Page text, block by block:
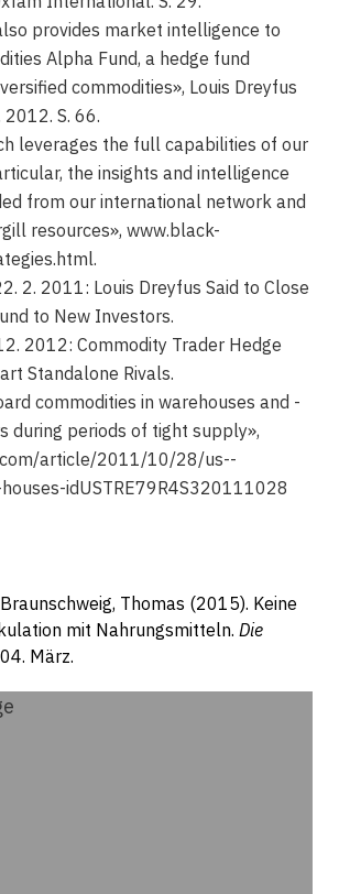
provides market intelligence to
Alpha Fund, a hedge fund
commodities», Louis Dreyfus
S. 66.
leverages the full capabilities of our
the insights and intelligence
from our international network and
resources», www.black-
2. 2011: Louis Dreyfus Said to Close
to New Investors.
2012: Commodity Trader Hedge
Standalone Rivals.
commodities in warehouses and
during periods of tight supply»,
article/2011/10/28/us-­
idUSTRE79R4S320111028
Thomas (2015). Keine
mit Nahrungsmitteln. Die
März.